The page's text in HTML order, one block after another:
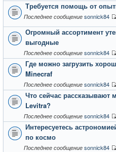
Требуется помощь от
Последнее сообщение sonnick84
Огромный ассортимент
выгодные
Последнее сообщение sonnick84
Где можно загрузить
Minecraf
Последнее сообщение sonnick84
Что сейчас рассказывают
Levitra?
Последнее сообщение sonnick84
Интересуетесь
по космо
Последнее сообщение sonnick84